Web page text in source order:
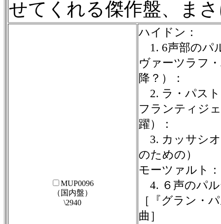
せてくれる傑作盤、ま
MUP0096
（国内盤）
\2940
ハイドン：
1. 6声部のパ
ヴァーツラフ
降？）：
2. ラ・パス
フランティジ
躍）：
3. カッサシオ
のための）
モーツァルト：
4. ６声のパル
［『グラン・
曲］